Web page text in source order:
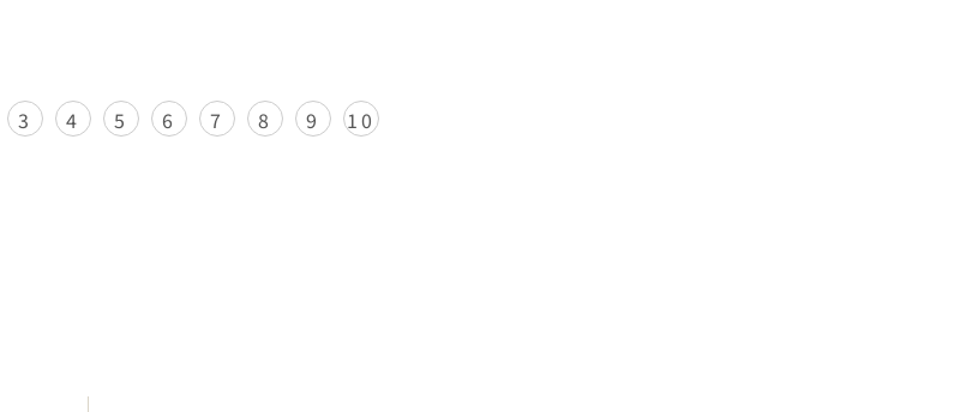
3 4 5 6 7 8 9 10